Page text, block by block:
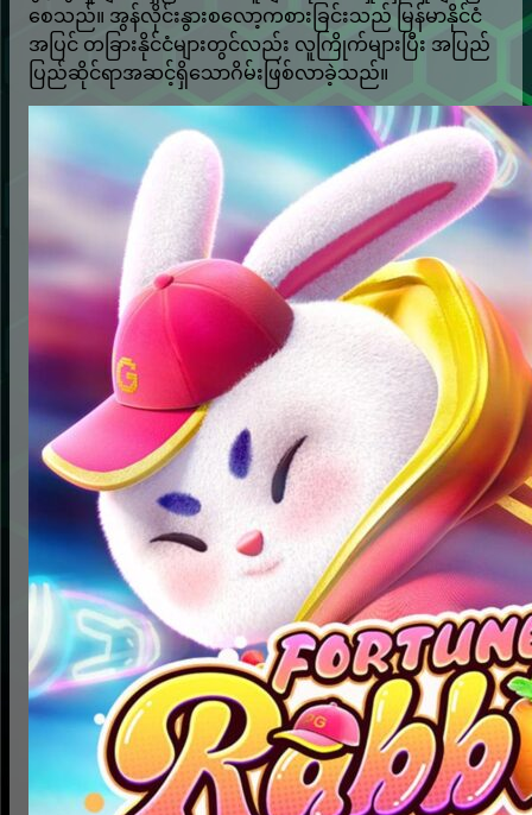
စေသည်။ အွန်လိုင်းနွားစလော့ကစားခြင်းသည် မြန်မာနိုင်ငံ
အပြင် တခြားနိုင်ငံများတွင်လည်း လူကြိုက်များပြီး အပြည်
ပြည်ဆိုင်ရာအဆင့်ရှိသောဂိမ်းဖြစ်လာခဲ့သည်။